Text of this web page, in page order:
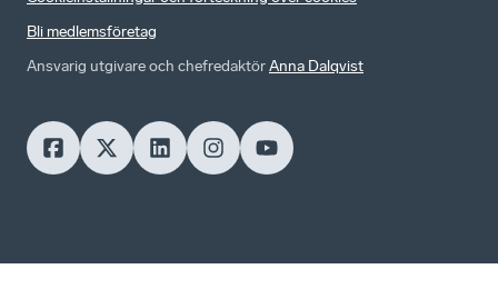
Bli medlemsföretag
Ansvarig utgivare och chefredaktörAnna Dalqvist